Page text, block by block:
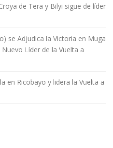
de Tera y Bilyi sigue de líder
se Adjudica la Victoria en Muga
Líder de la Vuelta a
en Ricobayo y lidera la Vuelta a